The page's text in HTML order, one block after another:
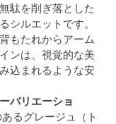
駄を削ぎ落とした
シルエットです。
もたれからアーム
ンは、視覚的な美
込まれるような安
バリエーショ
るグレージュ（ト